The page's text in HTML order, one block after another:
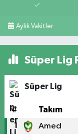
Aylık Vakitler
Süper Lig
Süper Lig
# Takım
1 Amed